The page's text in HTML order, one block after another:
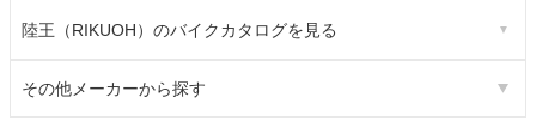
陸王（RIKUOH）のバイクカタログを見る
その他メーカーから探す